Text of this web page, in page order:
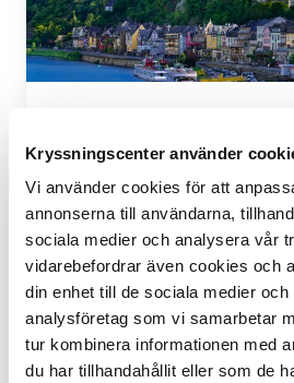
Kryssningscenter använder
Vi använder cookies för att
annonserna till användarna,
sociala medier och analysera vår
vidarebefordrar även cookies och
din enhet till de sociala medier och
analysföretag som vi samarbetar
tur kombinera informationen med
du har tillhandahållit eller som de
Pittoreska Mosel och
2026: 23/8, 13/9
Mosel och Saar hör till de
floderna i världen. Båda
sig genom den vackraste
delstaterna Rheinland-